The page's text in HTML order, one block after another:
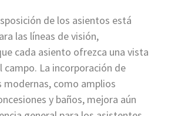
de los asientos está
las líneas de visión,
cada asiento ofrezca una vista
campo. La incorporación de
modernas, como amplios
y baños, mejora aún